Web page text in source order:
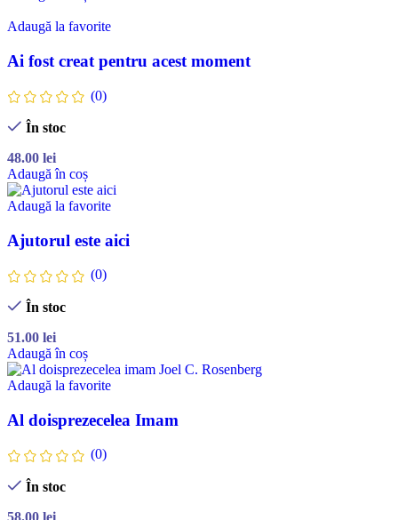
Adaugă la favorite
Ai fost creat pentru acest moment
(0)
În stoc
48.00 lei
Adaugă în coș
Adaugă la favorite
Ajutorul este aici
(0)
În stoc
51.00 lei
Adaugă în coș
Adaugă la favorite
Al doisprezecelea Imam
(0)
În stoc
58.00 lei